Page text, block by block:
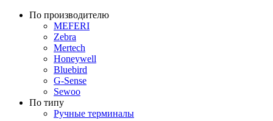
По производителю
MEFERI
Zebra
Mertech
Honeywell
Bluebird
G-Sense
Sewoo
По типу
Ручные терминалы